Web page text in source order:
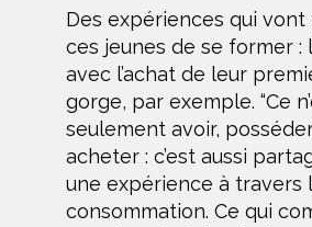
Des expériences qui
ces jeunes de se former :
avec l’achat de leur
gorge, par exemple. “Ce
seulement avoir,
acheter : c’est aussi
une expérience à travers
consommation. Ce qui